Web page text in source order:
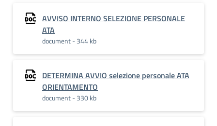
AVVISO INTERNO SELEZIONE PERSONALE
ATA
document - 344 kb
DETERMINA AVVIO selezione personale ATA
ORIENTAMENTO
document - 330 kb